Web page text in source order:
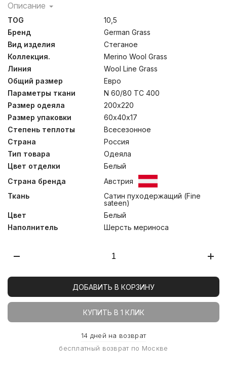
Описание
Сочетание хлопка и овечьей шерсти – один из самых
классических альянсов в мировой практике
изготовления постельных принадлежностей. Мягкий и
воздухопроницаемый натуральный хлопок в ткани
обеспечивает отличный перенос влаги. Сатиновое
плетение придает изделиям роскошный внешний вид.
Подушки состоят из двух элементов на молнии:
стеганого чехла и внутренней подушки. Это позволяет
регулировать количество наполнителя внутренней
камеры, чтобы каждый пользователь имел
возможность создать для себя изделие с
персональными параметрами упругости. Одеяла
изготовлены вручную для сохранения объема
наполнителя. В коллекции представлены всесезонные
и легкие модели, что позволит подобрать идеальный
продукт, подходящий вашим индивидуальным
запросам. Стирка при температуре до 30°С.
TOG
10,5
Бренд
German Grass
Вид изделия
Стеганое
Коллекция.
Merino Wool Grass
Линия
Wool Line Grass
Общий размер
Евро
Параметры ткани
N 60/80 TC 400
Размер одеяла
200х220
Размер упаковки
60х40х17
Степень теплоты
Всесезонное
Страна
Россия
Тип товара
Одеяла
Цвет отделки
Белый
Страна бренда
Австрия
Ткань
Сатин пуходержащий (Fine
sateen)
Цвет
Белый
Наполнитель
Шерсть мериноса
ДОБАВИТЬ В КОРЗИНУ
КУПИТЬ В 1 КЛИК
14 дней на возврат
бесплатный возврат по Москве